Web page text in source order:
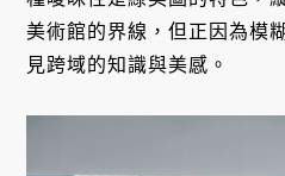
美術館的界線，但正因為模
見跨域的知識與美感。